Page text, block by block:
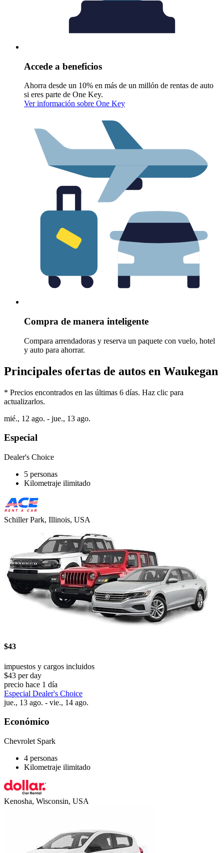
Accede a beneficios
Ahorra desde un 10% en más de un millón de rentas de auto
si eres parte de One Key.
Ver información sobre One Key
Compra de manera inteligente
Compara arrendadoras y reserva un paquete con vuelo, hotel
y auto para ahorrar.
Principales ofertas de autos en Waukegan
* Precios encontrados en las últimas 6 días. Haz clic para
actualizarlos.
mié., 12 ago. - jue., 13 ago.
Especial
Dealer's Choice
5 personas
Kilometraje ilimitado
Schiller Park, Illinois, USA
$43
impuestos y cargos incluidos
$43 per day
precio hace 1 día
Especial Dealer's Choice
jue., 13 ago. - vie., 14 ago.
Económico
Chevrolet Spark
4 personas
Kilometraje ilimitado
Kenosha, Wisconsin, USA